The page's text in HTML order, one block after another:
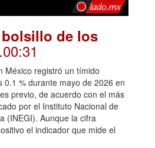
de los
.00:31
México registró un tímido
0.1 % durante mayo de 2026 en
previo, de acuerdo con el más
por el Instituto Nacional de
(INEGI). Aunque la cifra
el indicador que mide el